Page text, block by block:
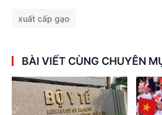
xuất cấp gạo
BÀI VIẾT CÙNG CHUYÊN